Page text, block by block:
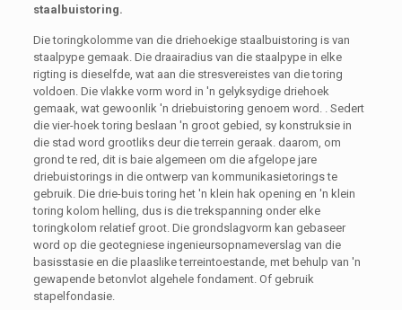
staalbuistoring.
Die toringkolomme van die driehoekige staalbuistoring is van
staalpype gemaak. Die draairadius van die staalpype in elke
rigting is dieselfde, wat aan die stresvereistes van die toring
voldoen. Die vlakke vorm word in 'n gelyksydige driehoek
gemaak, wat gewoonlik 'n driebuistoring genoem word. . Sedert
die vier-hoek toring beslaan 'n groot gebied, sy konstruksie in
die stad word grootliks deur die terrein geraak. daarom, om
grond te red, dit is baie algemeen om die afgelope jare
driebuistorings in die ontwerp van kommunikasietorings te
gebruik. Die drie-buis toring het 'n klein hak opening en 'n klein
toring kolom helling, dus is die trekspanning onder elke
toringkolom relatief groot. Die grondslagvorm kan gebaseer
word op die geotegniese ingenieursopnameverslag van die
basisstasie en die plaaslike terreintoestande, met behulp van 'n
gewapende betonvlot algehele fondament. Of gebruik
stapelfondasie.